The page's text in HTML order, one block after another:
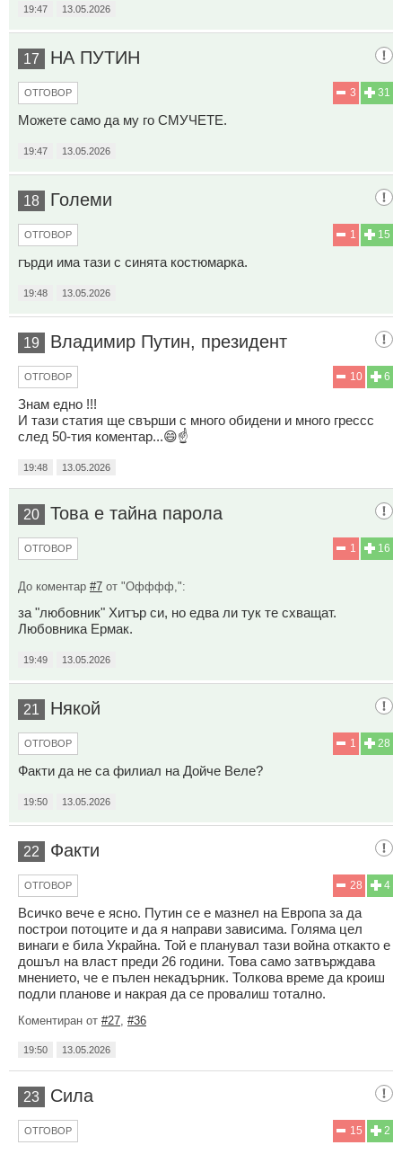
19:47 13.05.2026
17 НА ПУТИН
31
3
ОТГОВОР
Можете само да му го СМУЧЕТЕ.
19:47 13.05.2026
18 Големи
15
1
ОТГОВОР
гърди има тази с синята костюмарка.
19:48 13.05.2026
19 Владимир Путин, президент
6
10
ОТГОВОР
Знам едно !!!
И тази статия ще свърши с много обидени и много грессс
след 50-тия коментар...😄☝️
19:48 13.05.2026
20 Това е тайна парола
16
1
ОТГОВОР
До коментар #7 от "Офффф,":
за "любовник" Хитър си, но едва ли тук те схващат.
Любовника Ермак.
19:49 13.05.2026
21 Някой
28
1
ОТГОВОР
Факти да не са филиал на Дойче Веле?
19:50 13.05.2026
22 Факти
4
28
ОТГОВОР
Всичко вече е ясно. Путин се е мазнел на Европа за да
построи потоците и да я направи зависима. Голяма цел
винаги е била Украйна. Той е планувал тази война откакто е
дошъл на власт преди 26 години. Това само затвърждава
мнението, че е пълен некадърник. Толкова време да кроиш
подли планове и накрая да се провалиш тотално.
Коментиран от #27 #36
19:50 13.05.2026
23 Сила
2
15
ОТГОВОР